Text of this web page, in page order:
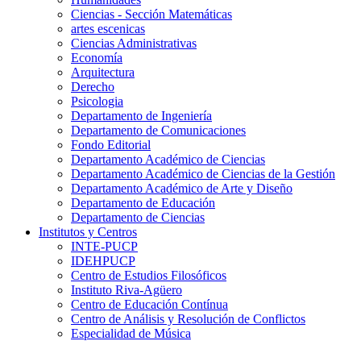
Ciencias - Sección Matemáticas
artes escenicas
Ciencias Administrativas
Economía
Arquitectura
Derecho
Psicologia
Departamento de Ingeniería
Departamento de Comunicaciones
Fondo Editorial
Departamento Académico de Ciencias
Departamento Académico de Ciencias de la Gestión
Departamento Académico de Arte y Diseño
Departamento de Educación
Departamento de Ciencias
Institutos y Centros
INTE-PUCP
IDEHPUCP
Centro de Estudios Filosóficos
Instituto Riva-Agüero
Centro de Educación Contínua
Centro de Análisis y Resolución de Conflictos
Especialidad de Música